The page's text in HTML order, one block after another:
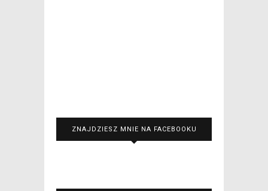
ZNAJDZIESZ MNIE NA FACEBOOKU